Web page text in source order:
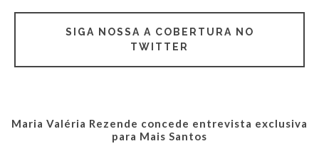
SIGA NOSSA A COBERTURA NO
TWITTER
Maria Valéria Rezende concede entrevista exclusiva
para Mais Santos